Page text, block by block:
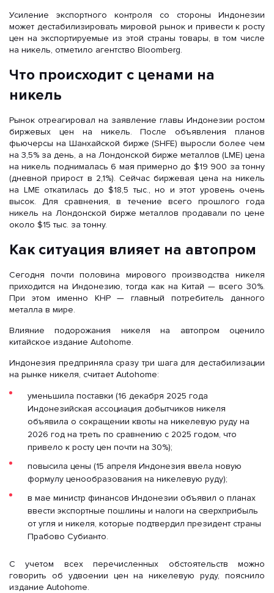
Усиление экспортного контроля со стороны Индонезии
может дестабилизировать мировой рынок и привести к росту
цен на экспортируемые из этой страны товары, в том числе
на никель, отметило агентство Bloomberg.
Что происходит с ценами на
никель
Рынок отреагировал на заявление главы Индонезии ростом
биржевых цен на никель. После объявления планов
фьючерсы на Шанхайской бирже (SHFE) выросли более чем
на 3,5% за день, а на Лондонской бирже металлов (LME) цена
на никель поднималась 6 мая примерно до $19 900 за тонну
(дневной прирост в 2,1%). Сейчас биржевая цена на никель
на LME откатилась до $18,5 тыс., но и этот уровень очень
высок. Для сравнения, в течение всего прошлого года
никель на Лондонской бирже металлов продавали по цене
около $15 тыс. за тонну.
Как ситуация влияет на автопром
Сегодня почти половина мирового производства никеля
приходится на Индонезию, тогда как на Китай — всего 30%.
При этом именно КНР — главный потребитель данного
металла в мире.
Влияние подорожания никеля на автопром оценило
китайское издание Autohome.
Индонезия предприняла сразу три шага для дестабилизации
на рынке никеля, считает Autohome:
уменьшила поставки (16 декабря 2025 года
Индонезийская ассоциация добытчиков никеля
объявила о сокращении квоты на никелевую руду на
2026 год на треть по сравнению с 2025 годом, что
привело к росту цен почти на 30%);
повысила цены (15 апреля Индонезия ввела новую
формулу ценообразования на никелевую руду);
в мае министр финансов Индонезии объявил о планах
ввести экспортные пошлины и налоги на сверхприбыль
от угля и никеля, которые подтвердил президент страны
Прабово Субианто.
С учетом всех перечисленных обстоятельств можно
говорить об удвоении цен на никелевую руду, пояснило
издание Autohome.